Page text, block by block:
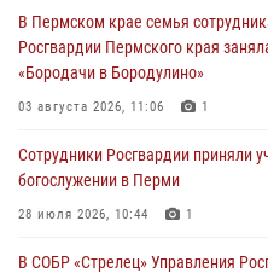
богослужении в Перми
28 июля 2026, 10:44
Росгвардейцы оказали силовую
28 июля 2026, 06:15
В Пермском крае семья
Росгвардии Пермского края
«Бородачи в Бородулино»
03 августа 2026, 11:06 1
Сотрудники Росгвардии приняли
богослужении в Перми
28 июля 2026, 10:44 1
В СОБР «Стрелец» Управления